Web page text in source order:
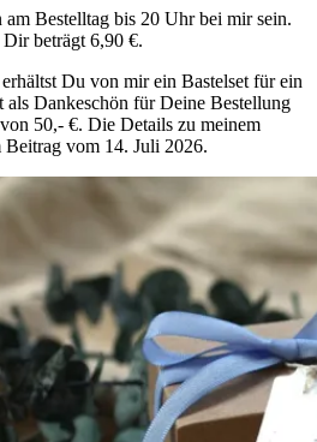
am Bestelltag bis 20 Uhr bei mir sein.
beträgt 6,90 €.
Du von mir ein Bastelset für ein
als Dankeschön für Deine Bestellung
50,- €. Die Details zu meinem
vom 14. Juli 2026.